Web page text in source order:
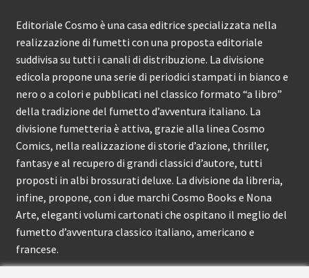
Editoriale Cosmo è una casa editrice specializzata nella
realizzazione di fumetti con una proposta editoriale
suddivisa su tutti i canali di distribuzione. La divisione
edicola propone una serie di periodici stampati in bianco e
nero o a colori e pubblicati nel classico formato “a libro”
della tradizione del fumetto d’avventura italiano. La
divisione fumetteria è attiva, grazie alla linea Cosmo
Comics, nella realizzazione di storie d’azione, thriller,
fantasy e al recupero di grandi classici d’autore, tutti
proposti in albi brossurati deluxe. La divisione da libreria,
infine, propone, con i due marchi Cosmo Books e Nona
Arte, eleganti volumi cartonati che ospitano il meglio del
fumetto d’avventura classico italiano, americano e
francese.